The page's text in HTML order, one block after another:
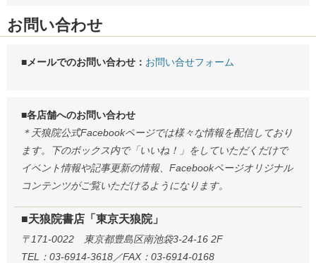
お問い合わせ
■メールでのお問い合わせ： お問い合せフォーム
■各店舗へのお問い合わせ
＊天狼院公式Facebookページでは様々な情報を配信しており
ます。下のボックス内で「いいね！」をしていただくだけで
イベント情報や記事更新の情報、Facebookページオリジナル
コンテンツがご覧いただけるようになります。
■天狼院書店「東京天狼院」
〒171-0022 東京都豊島区南池袋3-24-16 2F
TEL：03-6914-3618／FAX：03-6914-0168